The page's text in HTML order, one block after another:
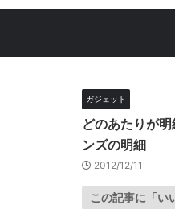
ガジェット
どのあたりが
ンズの明細
2012/12/11
この記事に「い